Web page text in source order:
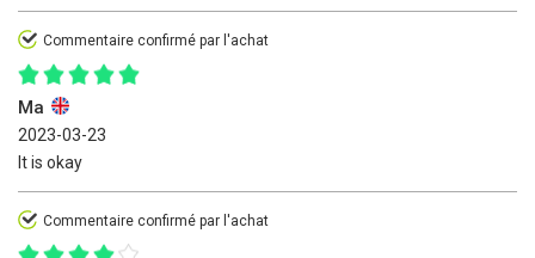
Commentaire confirmé par l'achat
Ma
2023-03-23
It is okay
Commentaire confirmé par l'achat